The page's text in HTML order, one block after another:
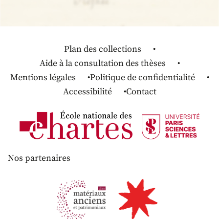
Plan des collections
Aide à la consultation des thèses
Mentions légales
Politique de confidentialité
Accessibilité
Contact
Nos partenaires